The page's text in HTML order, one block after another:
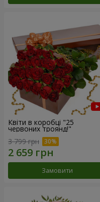
Квіти в коробці "25
червоних троянд!"
3 799 грн
Замовити